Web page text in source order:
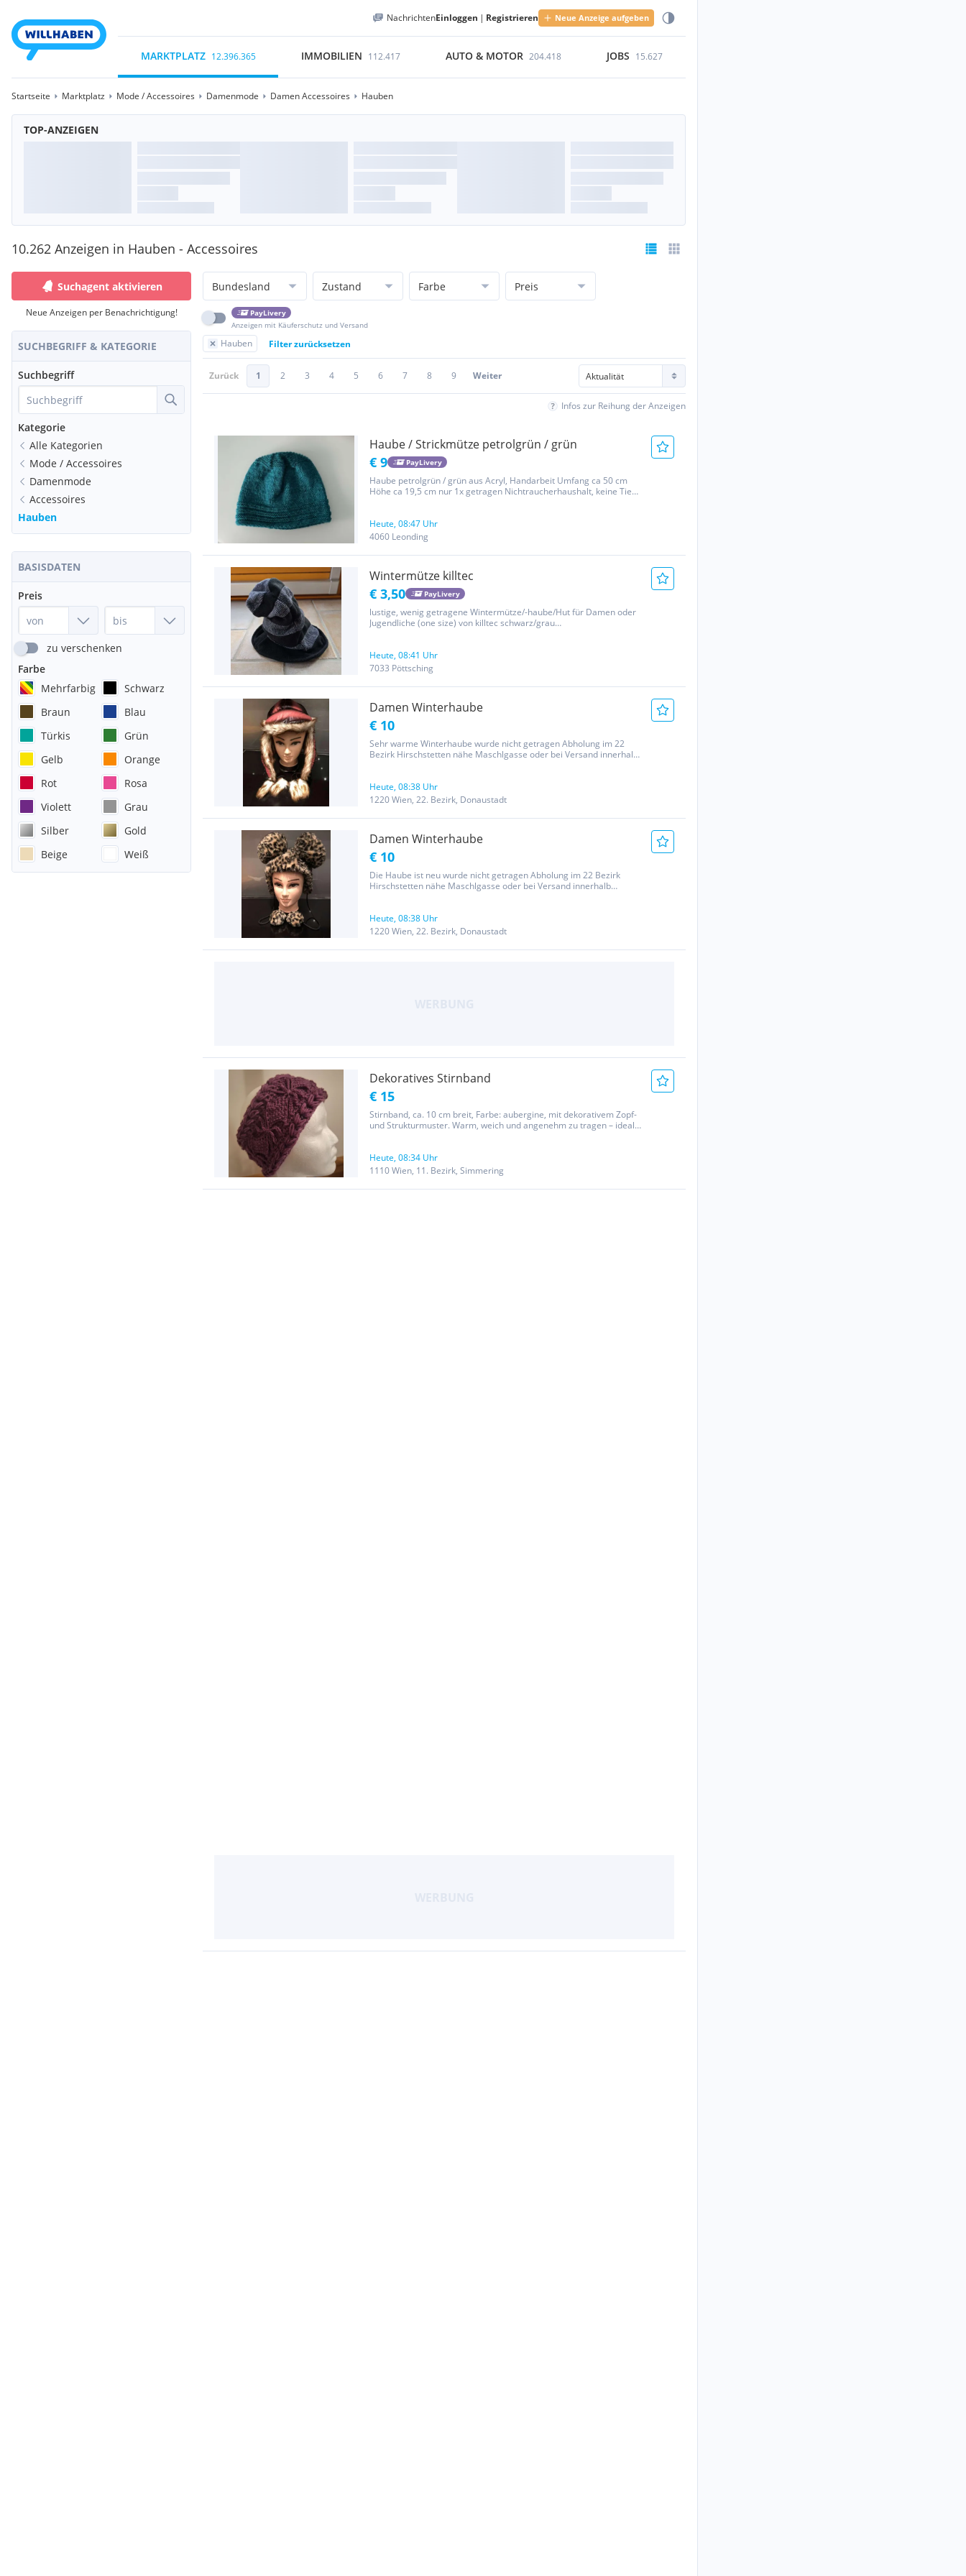
NachrichtenEinloggen | Registrieren Neue Anzeige aufgeben
MARKTPLATZ 12.396.365 IMMOBILIEN 112.417 AUTO & MOTOR 204.418 JOBS 15.627
Startseite Marktplatz Mode / Accessoires Damenmode Damen Accessoires Hauben
TOP-ANZEIGEN
10.262 Anzeigen in Hauben - Accessoires
Suchagent aktivieren
Neue Anzeigen per Benachrichtigung!
SUCHBEGRIFF & KATEGORIE
Suchbegriff
Kategorie
Alle Kategorien
Mode / Accessoires
Damenmode
Accessoires
Hauben
BASISDATEN
Preis
zu verschenken
Farbe
Mehrfarbig
Schwarz
Braun
Blau
Türkis
Grün
Gelb
Orange
Rot
Rosa
Violett
Grau
Silber
Gold
Beige
Weiß
Bundesland Zustand Farbe Preis
PayLivery
Anzeigen mit Käuferschutz und Versand
Hauben Filter zurücksetzen
Zurück 1 2 3 4 5 6 7 8 9 Weiter
Infos zur Reihung der Anzeigen
Haube / Strickmütze petrolgrün / grün
€ 9 PayLivery
Haube petrolgrün / grün aus Acryl, Handarbeit Umfang ca 50 cm
Höhe ca 19,5 cm nur 1x getragen Nichtraucherhaushalt, keine Tiere
Heute, 08:47 Uhr
4060 Leonding
Wintermütze killtec
€ 3,50 PayLivery
lustige, wenig getragene Wintermütze/-haube/Hut für Damen oder
Jugendliche (one size) von killtec schwarz/grau
Garantie, Gewährleistung...
Heute, 08:41 Uhr
7033 Pöttsching
Damen Winterhaube
€ 10
Sehr warme Winterhaube wurde nicht getragen Abholung im 22
Bezirk Hirschstetten nähe Maschlgasse oder bei Versand innerhalb
Ausschluss...
Heute, 08:38 Uhr
1220 Wien, 22. Bezirk, Donaustadt
Damen Winterhaube
€ 10
Die Haube ist neu wurde nicht getragen Abholung im 22 Bezirk
Hirschstetten nähe Maschlgasse oder bei Versand innerhalb
jeglicher...
Heute, 08:38 Uhr
1220 Wien, 22. Bezirk, Donaustadt
Dekoratives Stirnband
€ 15
Stirnband, ca. 10 cm breit, Farbe: aubergine, mit dekorativem Zopf-
und Strukturmuster. Warm, weich und angenehm zu tragen – ideal
keine...
Heute, 08:34 Uhr
1110 Wien, 11. Bezirk, Simmering